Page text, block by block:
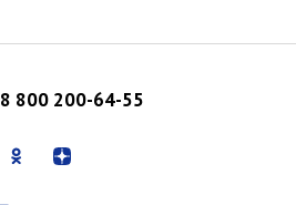
8 800 200-64-55